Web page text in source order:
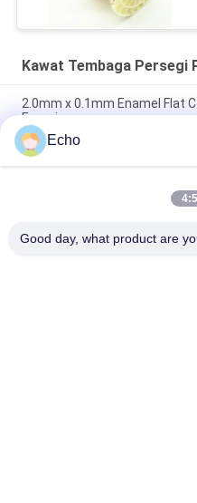
Kawat Tembaga Persegi
2.0mm x 0.1mm Enamel Flat
Energi
Super 1.8mmx0.2mm UL AIW
Lapisan Untuk Motor
UEWH Kawat tembaga
Echo
Good day, what product are